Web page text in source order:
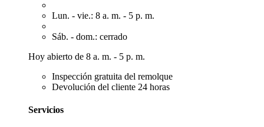
Lun. - vie.: 8 a. m. - 5 p. m.
Sáb. - dom.: cerrado
Hoy abierto de 8 a. m. - 5 p. m.
Inspección gratuita del remolque
Devolución del cliente 24 horas
Servicios